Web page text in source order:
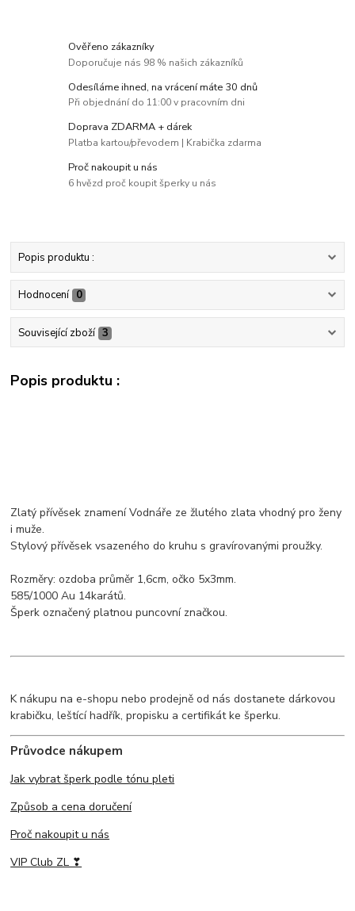
Ověřeno zákazníky
Doporučuje nás 98 % našich zákazníků
Odesíláme ihned, na vrácení máte 30 dnů
Při objednání do 11:00 v pracovním dni
Doprava ZDARMA + dárek
Platba kartou/převodem | Krabička zdarma
Proč nakoupit u nás
6 hvězd proč koupit šperky u nás
Popis produktu :
Hodnocení 0
Související zboží 3
Popis produktu :
Zlatý přívěsek znamení Vodnáře ze žlutého zlata vhodný pro ženy
i muže.
Stylový přívěsek vsazeného do kruhu s gravírovanými proužky.
Rozměry: ozdoba průměr 1,6cm, očko 5x3mm.
585/1000 Au 14karátů.
Šperk označený platnou puncovní značkou.
K nákupu na e-shopu nebo prodejně od nás dostanete dárkovou
krabičku, leštící hadřík, propisku a certifikát ke šperku.
Průvodce nákupem
Jak vybrat šperk podle tónu pleti
Způsob a cena doručení
Proč nakoupit u nás
VIP Club ZL ❣